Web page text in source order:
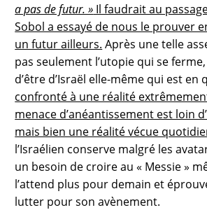
a pas de futur. » Il faudrait au
Sobol a essayé de nous le prouver
un futur ailleurs. Après une telle
pas seulement l’utopie qui se ferme,
d’être d’Israël elle-même qui est en
confronté à une réalité
menace d’anéantissement est loin
mais bien une réalité vécue
l’Israélien conserve malgré les
un besoin de croire au « Messie »
l’attend plus pour demain et
lutter pour son avènement.